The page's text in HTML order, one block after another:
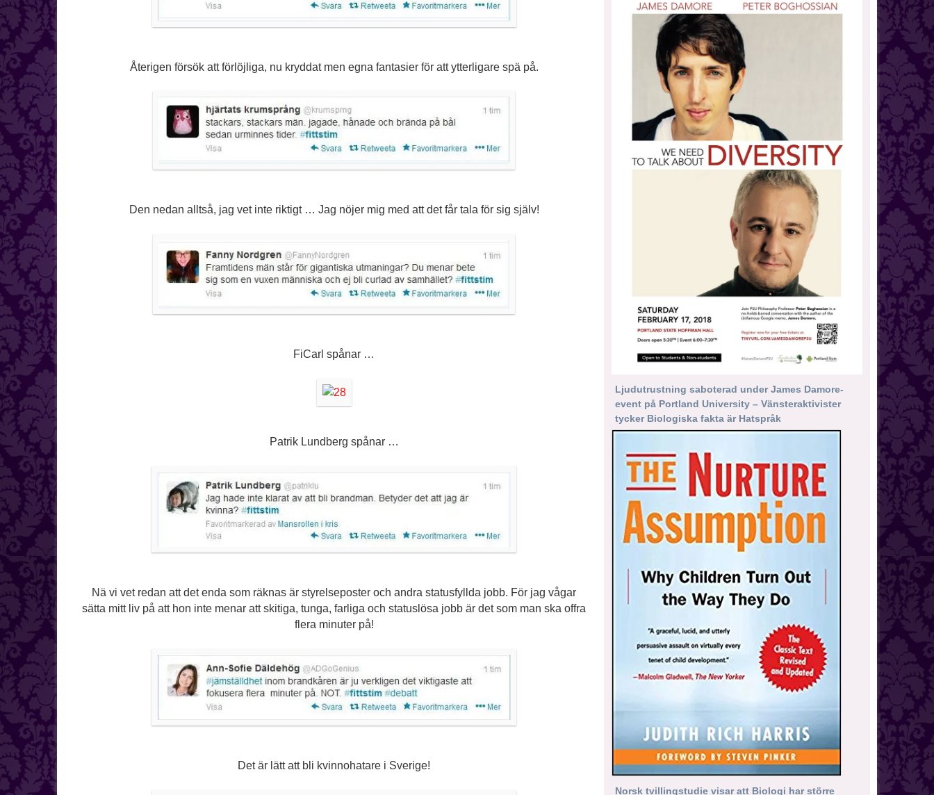
Återigen försök att förlöjliga, nu kryddat men egna fantasier för att ytterligare spä på.
Den nedan alltså, jag vet inte riktigt … Jag nöjer mig med att det får tala för sig själv!
FiCarl spånar …
Patrik Lundberg spånar …
Nä vi vet redan att det enda som räknas är styrelseposter och andra statusfyllda jobb. För jag vågar
sätta mitt liv på att hon inte menar att skitiga, tunga, farliga och statuslösa jobb är det som man ska offra
flera minuter på!
Det är lätt att bli kvinnohatare i Sverige!
Ljudutrustning saboterad under James Damore-
event på Portland University – Vänsteraktivister
tycker Biologiska fakta är Hatspråk
Norsk tvillingstudie visar att Biologi har större